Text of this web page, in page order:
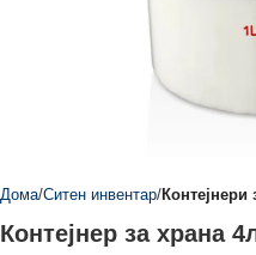
Дома Ситен инвентар Контејнери
Контејнер за храна